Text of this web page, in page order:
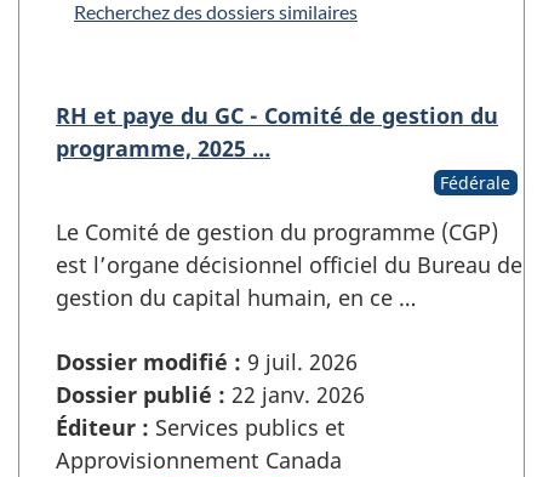
Recherchez des dossiers similaires
RH et paye du GC - Comité de gestion du
programme, 2025 …
Fédérale
Le Comité de gestion du programme (CGP)
est l’organe décisionnel officiel du Bureau de
gestion du capital humain, en ce …
Dossier modifié : 9 juil. 2026
Dossier publié : 22 janv. 2026
Éditeur : Services publics et
Approvisionnement Canada